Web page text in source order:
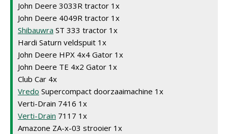
John Deere 3033R tractor 1x
John Deere 4049R tractor 1x
Shibauwra ST 333 tractor 1x
Hardi Saturn veldspuit 1x
John Deere HPX 4x4 Gator 1x
John Deere TE 4x2 Gator 1x
Club Car 4x
Vredo Supercompact doorzaaimachine 1x
Verti-Drain 7416 1x
Verti-Drain 7117 1x
Amazone ZA-x-03 strooier 1x